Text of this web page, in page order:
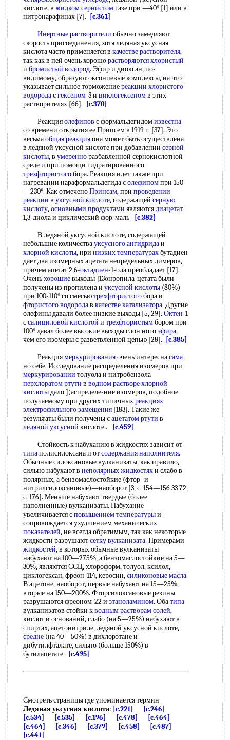
кислоте, в жидком сернистомгазе при —40° [1] или в
нитронарафинах [7J.
[c.361]
Инертные растворители обычно замедляют
скорость присоединения, хотя ледяная уксусная
кислота часто применяется в качестве растворителя,
так как в пей очень хорошорастворяются хлористый
и бромистый водород. Эфир и диоксан, по-
видимому, образуют оксонпевые комплексы, на что
указывает сильное торможениереакции хлористого
водородасгексеном-3 и циклогексеномв этих
растворителях [66].
[c.370]
Реакцияолефипов с формальдегидомизвестна
со времени открытия ее Припсем в 1919 г. [37]. Это
весьмаобщая реакцияона может быть осуществлена
в ледяной уксусной кислоте при добавлении серной
кислоты, в умеренноразбавленной сернокислотной
среде и при помощи гидратированного
трехфтористогобора. Реакция идет также при
нагревании нараформальдегида солефипомпри 150
—230°. Как отмеченоПринсам, при проведении
реакции в уксусной кислоте, содержащей серную
кислоту,основными продуктами являютсядиацетат
1,3-диола и циклический фор-маль
[c.382]
В ледяной уксусной кислоте, содержащей
небольшие количествауксусного ангидридаи
хлорной кислоты, нри низких температурахбутадиен
дает два изомерных ацетата непредельных димеров,
причем ацетат 2,6-октадиен-1-ола преобладает [17].
Оченьхорошиевыходы ]13онропила-цетата были
получены из пропилена и уксусной кислоты (80%)
при 100-110° со смесьютрехфтористогобора и
фтористого водородав качестве катализатора. Другие
олефины давали более низкие выходы [5, 29]. Октен-1
ссалициловой кислотой и трехфтористымбором при
100° давал более высокие выходы слон ногоэфира,
чем его изомеры с разветвленной цепью [28].
[c.385]
Реакциямеркурированияочень интереснасама
но себе. Исследование распределения изомеров при
меркурировании толуола и нитробензола
перхлоратом ртути в водном растворе хлорной
кислотыдало ])аспределе-ние изомеров, подобное
получаемому при других типичныхреакциях
электрофильного замещения [183]. Такие же
результаты были получены сацетатом ртути в
ледяной уксусной кислоте..
[c.459]
Стойкость к набуханию в жидкостях зависит от
типаполисилоксана и отсодержания наполнителя.
Обычные силоксановые вулканизаты, как правило,
сильно набухают в неполярных жидкостяхи слабо в
полярных, а бензомаслостойкие (фтор- и
нитрилсилоксановые)—наоборот [3, с. 154—156 33 72,
с. 176]. Меньше набухают твердые (более
наполненные) вулканизаты. Набухание
увеличивается сповышением температурыи
сопровождается ухудшением механических
показателей, не всегда обратимым, так как некоторые
жидкости разрушаютсетку вулканизата. Примерами
жидкостей, в которых обычные вулканизаты
набухают на 100—275%, а бензомаслостойкие на 5—
30%, являются ССЦ, хлороформ, толуол, ксилол,
циклогексан, фреон-114, керосин,силиконовые масла.
В ацетоне, наоборот, первые набухают на 15—25%,
вторые на 150—200%. Фторсилоксановые резины
разрушаются фреоном-22 и этаноламином. Обатипа
вулканизатов стойки кводным растворам солей,
кислот и оснований, слабо (на 5—25%) набухают в
спиртах, ацетонитриле, ледяной уксусной кислоте,
средне (на 40—50%) в дихлорэтане и
дибутилфталате, сильно (больше 150%) в
бутилацетате.
[c.495]
Смотреть страницы где упоминается термин
Ледяная уксусная кислота: [c.221]
[c.246]
[c.534]
[c.535] [c.196] [c.478]
[c.464]
[c.464]
[c.346] [c.379] [c.458]
[c.487]
[c.441]